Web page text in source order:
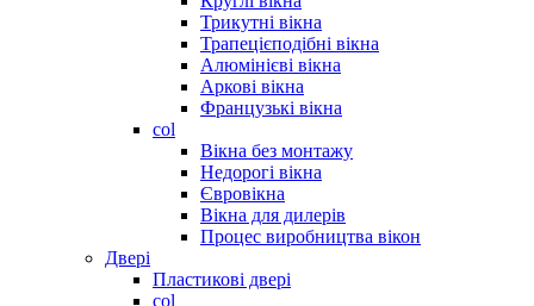
Трикутні вікна
Трапецієподібні вікна
Алюмінієві вікна
Аркові вікна
Французькі вікна
col
Вікна без монтажу
Недорогі вікна
Євровікна
Вікна для дилерів
Процес виробництва вікон
Двері
Пластикові двері
col